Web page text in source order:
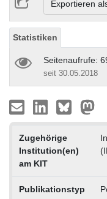
Exportieren
Statistiken
Seitenaufrufe:
seit 30.05.2018
Zugehörige
Institution(en)
am KIT
Publikationstyp